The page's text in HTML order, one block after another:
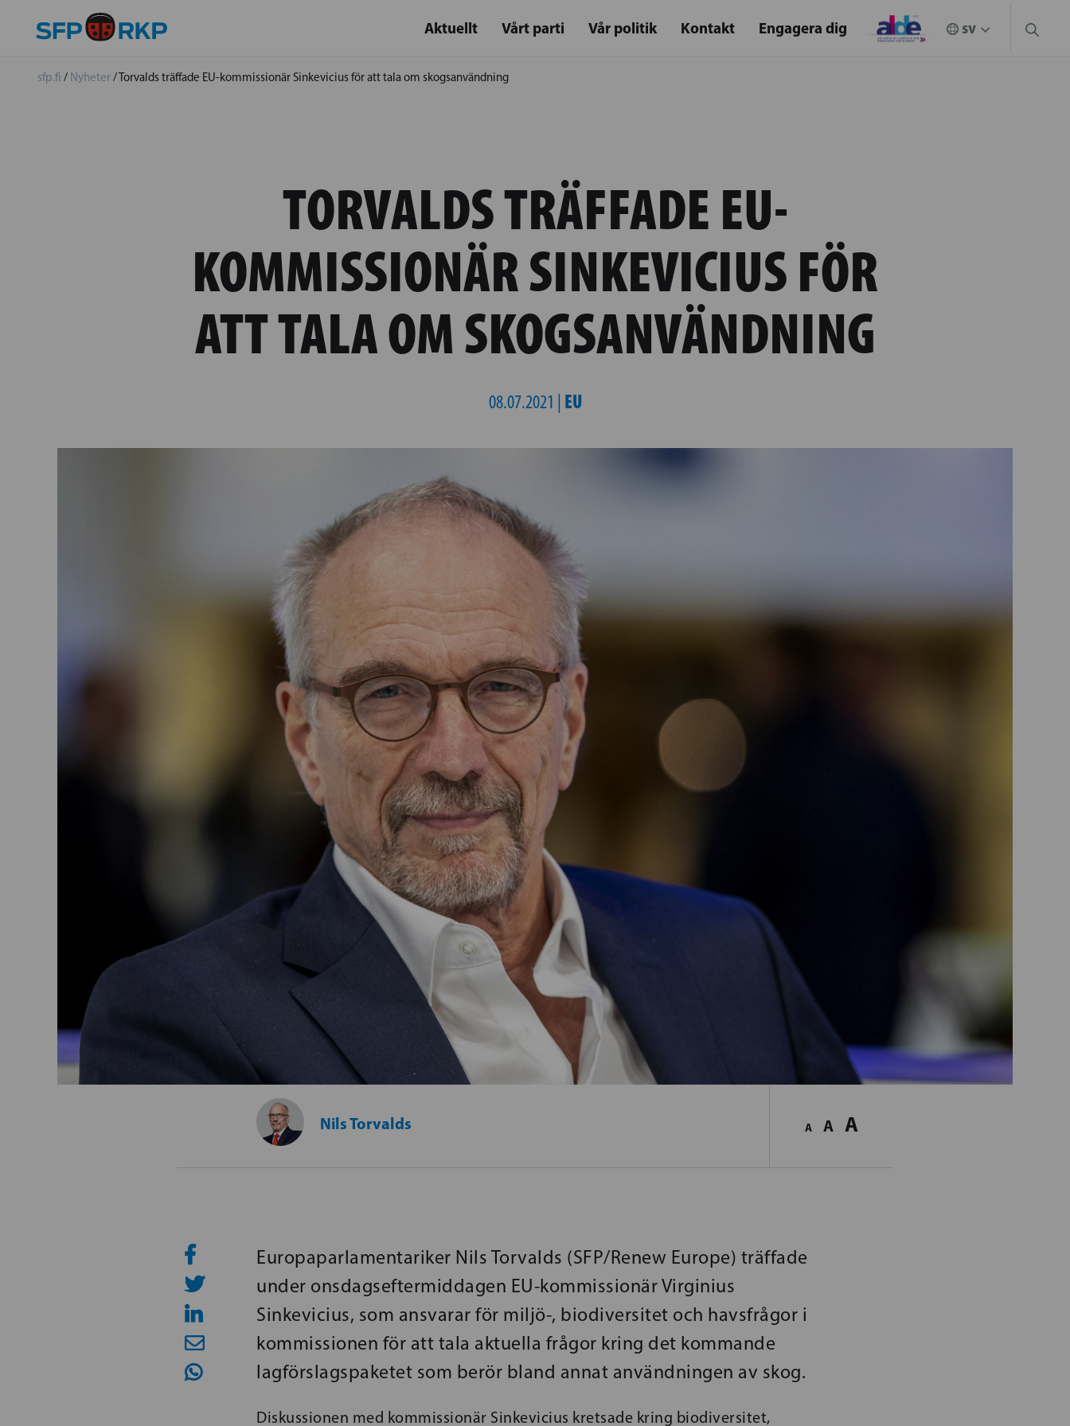
Aktuellt Vårt parti Vår politik Kontakt Engagera dig
sfp.fi / Nyheter/Torvalds träffade EU-kommissionär Sinkevicius för att tala om skogsanvändning
TORVALDS TRÄFFADE EU-
KOMMISSIONÄR SINKEVICIUS FÖR
ATT TALA OM SKOGSANVÄNDNING
08.07.2021 | EU
Nils Torvalds A A A
Europaparlamentariker Nils Torvalds (SFP/Renew Europe) träffade
under onsdagseftermiddagen EU-kommissionär Virginius
Sinkevicius, som ansvarar för miljö-, biodiversitet och havsfrågor i
kommissionen för att tala aktuella frågor kring det kommande
lagförslagspaketet som berör bland annat användningen av skog.
Diskussionen med kommissionär Sinkevicius kretsade kring biodiversitet,